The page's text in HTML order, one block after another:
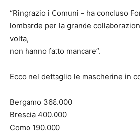
“Ringrazio i Comuni – ha concluso
lombarde per la grande
volta,
non hanno fatto mancare”.
Ecco nel dettaglio le mascherine in
Bergamo 368.000
Brescia 400.000
Como 190.000